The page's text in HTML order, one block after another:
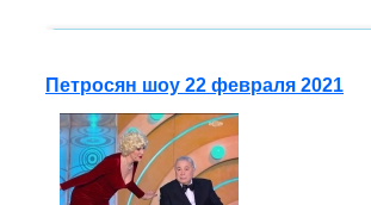
Петросян шоу 22 февраля 2021